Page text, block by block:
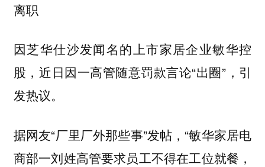
离职
因芝华仕沙发闻名的上市家居企业敏华控
股，近日因一高管随意罚款言论“出圈”，引
发热议。
据网友“厂里厂外那些事”发帖，“敏华家居电
商部一刘姓高管要求员工不得在工位就餐，